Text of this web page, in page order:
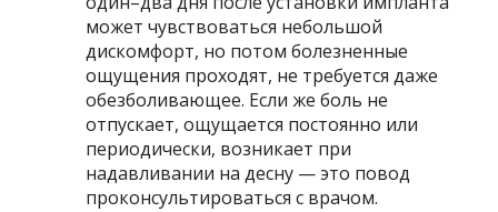
может чувствоваться небольшой
дискомфорт, но потом болезненные
ощущения проходят, не требуется даже
обезболивающее. Если же боль не
отпускает, ощущается постоянно или
периодически, возникает при
надавливании на десну — это повод
проконсультироваться с врачом.